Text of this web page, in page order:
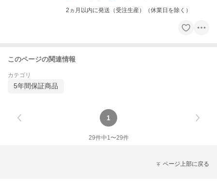
2ヵ月以内に発送（受注生産）（休業日を除く）
このページの関連情報
カテゴリ
5年間保証商品
1
29件中1〜29件
ページ上部に戻る